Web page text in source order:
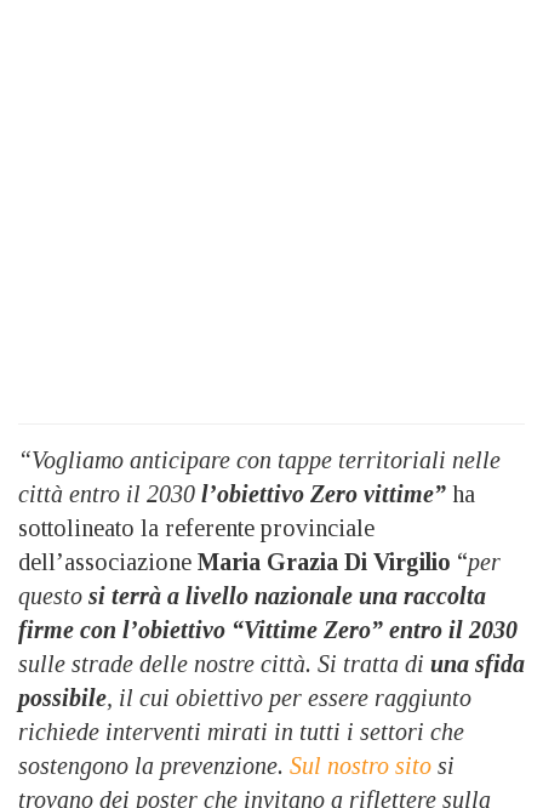
“Vogliamo anticipare con tappe territoriali nelle
città entro il 2030 l’obiettivo Zero vittime” ha
sottolineato la referente provinciale
dell’associazione Maria Grazia Di Virgilio “per
questo si terrà a livello nazionale una raccolta
firme con l’obiettivo “Vittime Zero” entro il 2030
sulle strade delle nostre città. Si tratta di una sfida
possibile, il cui obiettivo per essere raggiunto
richiede interventi mirati in tutti i settori che
sostengono la prevenzione. Sul nostro sito si
trovano dei poster che invitano a riflettere sulla